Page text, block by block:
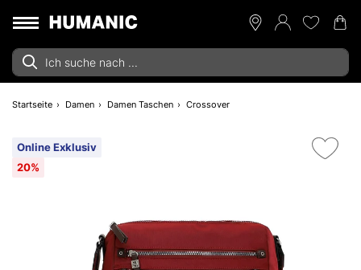
Startseite Damen Damen Taschen Crossover
Online Exklusiv
20%